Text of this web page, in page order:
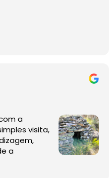
a
visita,
a
acontece